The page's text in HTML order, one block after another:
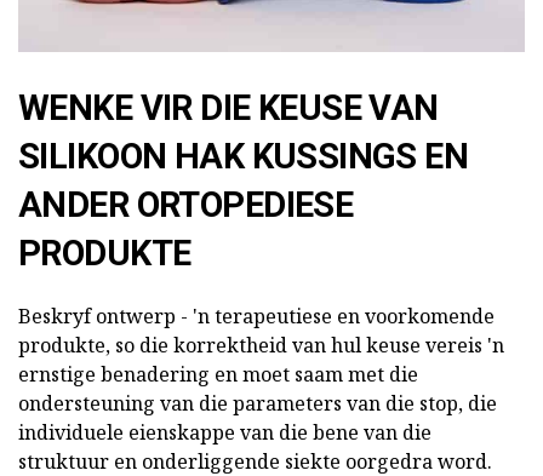
WENKE VIR DIE KEUSE VAN
SILIKOON HAK KUSSINGS EN
ANDER ORTOPEDIESE
PRODUKTE
Beskryf ontwerp - 'n terapeutiese en voorkomende
produkte, so die korrektheid van hul keuse vereis 'n
ernstige benadering en moet saam met die
ondersteuning van die parameters van die stop, die
individuele eienskappe van die bene van die
struktuur en onderliggende siekte oorgedra word.